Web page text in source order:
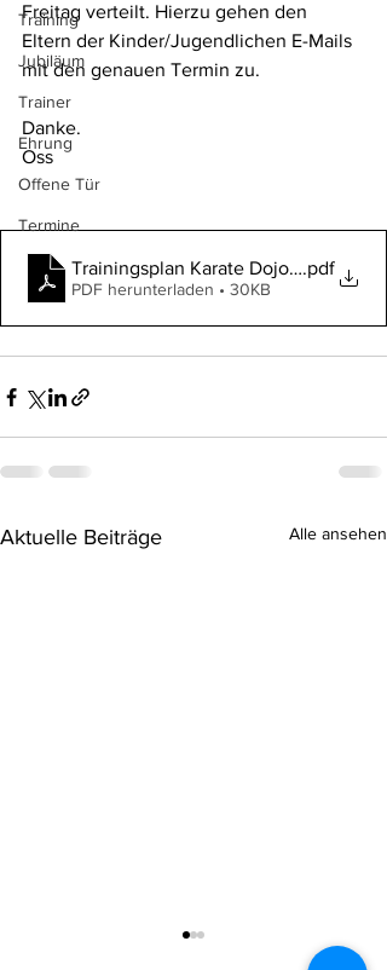
Training
Jubiläum
Trainer
Ehrung
Offene Tür
Termine
Freitag verteilt. Hierzu gehen den
Eltern der Kinder/Jugendlichen E-Mails
mit den genauen Termin zu.
Danke.
Oss
Trainingsplan Karate Dojo Groß ab
.pdf
PDF herunterladen • 30KB
Aktuelle Beiträge Alle ansehen